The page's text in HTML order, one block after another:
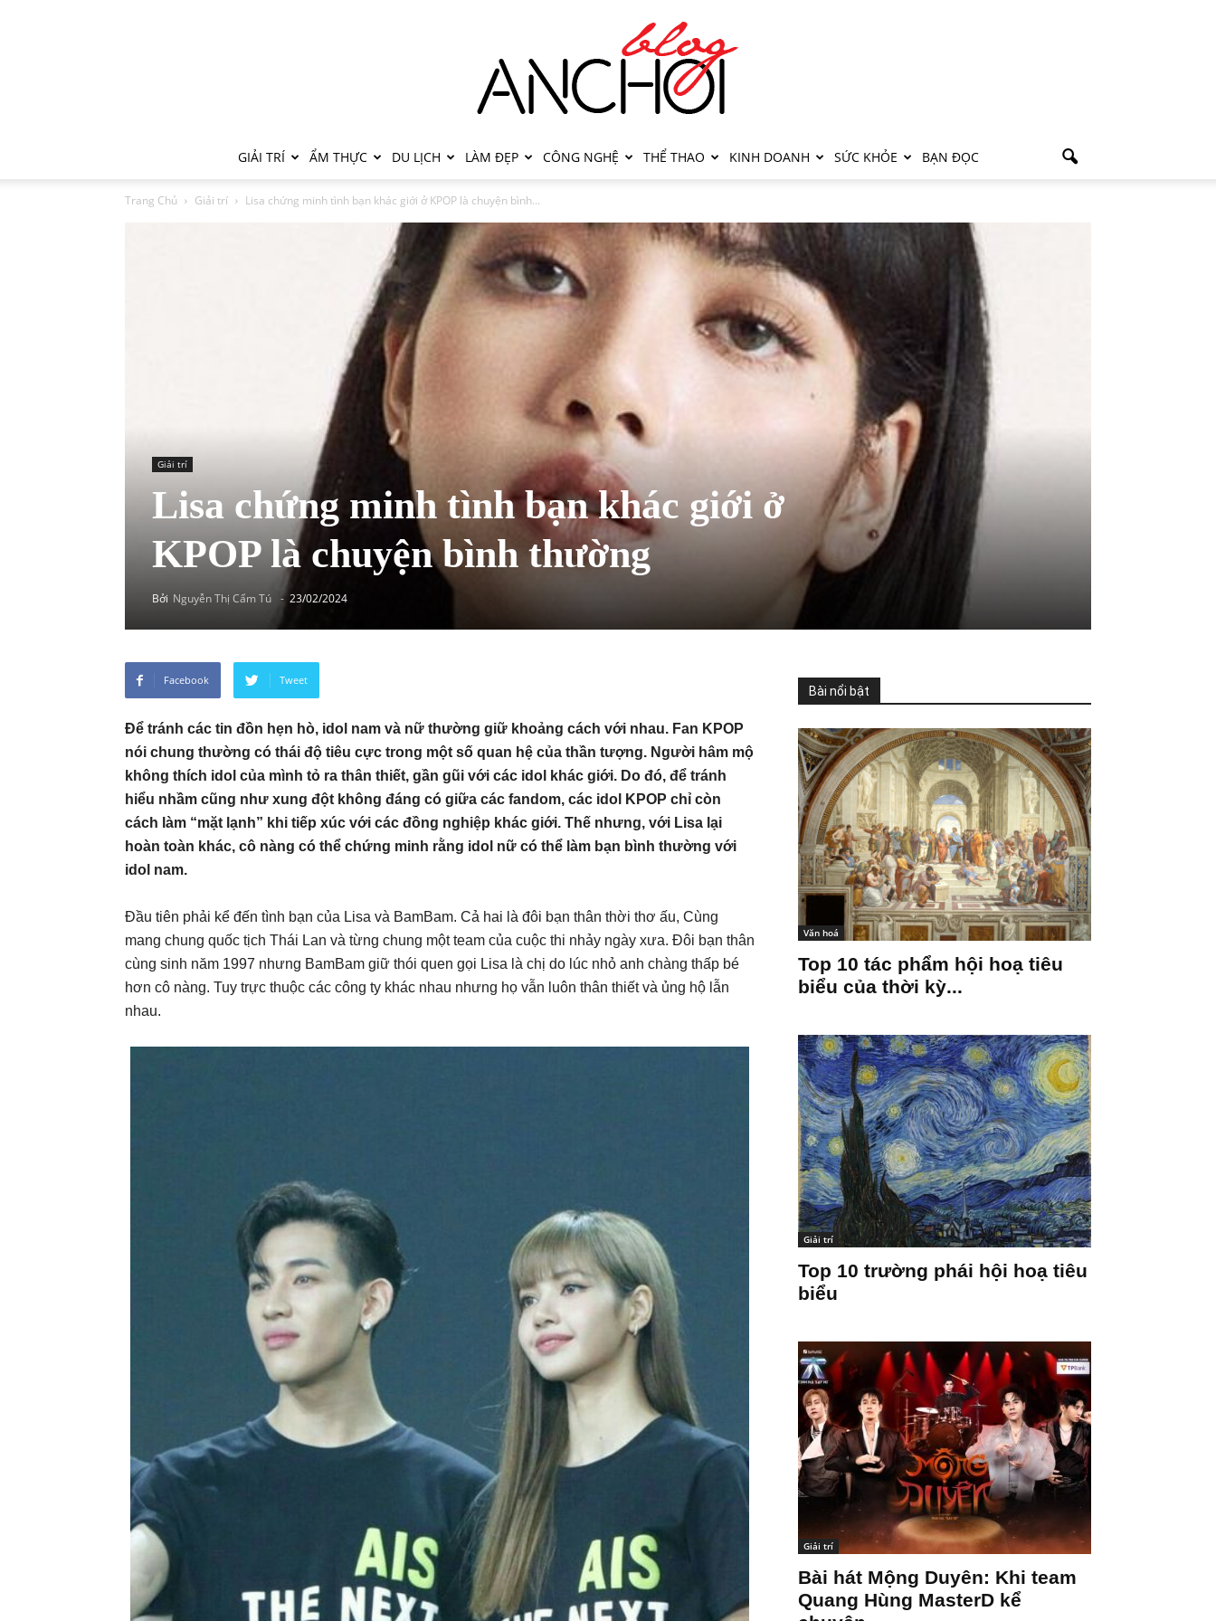
GIẢI TRÍ ẨM THỰC DU LỊCH LÀM ĐẸP CÔNG NGHỆ THỂ THAO KINH DOANH SỨC KHỎE BẠN ĐỌC
Trang Chủ Giải trí Lisa chứng minh tình bạn khác giới ở KPOP là chuyện bình...
Giải trí
Lisa chứng minh tình bạn khác giới ở
KPOP là chuyện bình thường
Bởi Nguyễn Thị Cẩm Tú - 23/02/2024
Facebook Tweet
Để tránh các tin đồn hẹn hò, idol nam và nữ thường giữ khoảng cách với nhau. Fan KPOP
nói chung thường có thái độ tiêu cực trong một số quan hệ của thần tượng. Người hâm mộ
không thích idol của mình tỏ ra thân thiết, gần gũi với các idol khác giới. Do đó, để tránh
hiểu nhầm cũng như xung đột không đáng có giữa các fandom, các idol KPOP chỉ còn
cách làm “mặt lạnh” khi tiếp xúc với các đồng nghiệp khác giới. Thế nhưng, với Lisa lại
hoàn toàn khác, cô nàng có thể chứng minh rằng idol nữ có thể làm bạn bình thường với
idol nam.
Đầu tiên phải kể đến tình bạn của Lisa và BamBam. Cả hai là đôi bạn thân thời thơ ấu, Cùng
mang chung quốc tịch Thái Lan và từng chung một team của cuộc thi nhảy ngày xưa. Đôi bạn thân
cùng sinh năm 1997 nhưng BamBam giữ thói quen gọi Lisa là chị do lúc nhỏ anh chàng thấp bé
hơn cô nàng. Tuy trực thuộc các công ty khác nhau nhưng họ vẫn luôn thân thiết và ủng hộ lẫn
nhau.
Bài nổi bật
Văn hoá
Top 10 tác phẩm hội hoạ tiêu
biểu của thời kỳ...
Giải trí
Top 10 trường phái hội hoạ tiêu
biểu
Giải trí
Bài hát Mộng Duyên: Khi team
Quang Hùng MasterD kể